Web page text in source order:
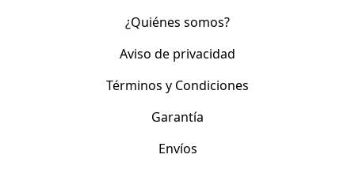
¿Quiénes somos?
Aviso de privacidad
Términos y Condiciones
Garantía
Envíos